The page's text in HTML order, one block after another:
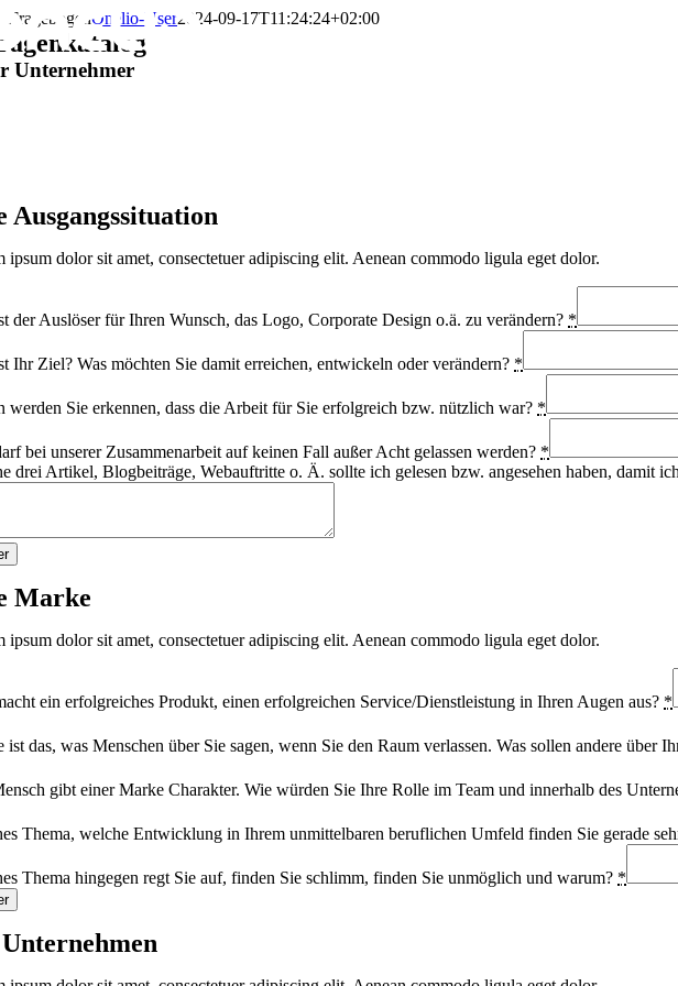
Zum
Inhalt
springen
FragebogenOnelio-User2024-09-17T11:24:24+02:00
Unternehmer
Ausgangs­situation
ipsum dolor sit amet, consectetuer adipiscing elit. Aenean commodo ligula eget dolor.
der Auslöser für Ihren Wunsch, das Logo, Corporate Design o.ä. zu verändern? *
Ihr Ziel? Was möchten Sie damit erreichen, entwickeln oder verändern? *
werden Sie erkennen, dass die Arbeit für Sie erfolgreich bzw. nützlich war? *
bei unserer Zusammenarbeit auf keinen Fall außer Acht gelassen werden? *
drei Artikel, Blogbeiträge, Webauftritte o. Ä. sollte ich gelesen bzw. angesehen haben,
Marke
ipsum dolor sit amet, consectetuer adipiscing elit. Aenean commodo ligula eget dolor.
ein erfolgreiches Produkt, einen erfolgreichen Service/Dienstleistung in Ihren Augen aus? *
ist das, was Menschen über Sie sagen, wenn Sie den Raum verlassen. Was sollen andere über
gibt einer Marke Charakter. Wie würden Sie Ihre Rolle im Team und innerhalb des
Thema, welche Entwicklung in Ihrem unmittelbaren beruflichen Umfeld finden Sie gerade
Thema hingegen regt Sie auf, finden Sie schlimm, finden Sie unmöglich und warum? *